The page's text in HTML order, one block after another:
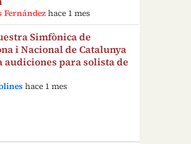
Fernández hace 1 mes
Simfònica de
i Nacional de Catalunya
audiciones para solista de
hace 1 mes